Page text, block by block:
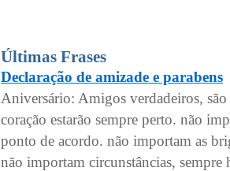
Últimas Frases
Declaração de amizade e parabens
Aniversário: Amigos verdadeiros,
coração estarão sempre perto. não
ponto de acordo. não importam as
não importam circunstâncias, sempre